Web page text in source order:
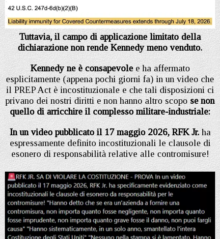
Tuttavia, il campo di applicazione limitato della
dichiarazione non rende Kennedy meno venduto.
Kennedy ne è consapevolee ha affermato
esplicitamente (appena pochi giorni fa) in un video che
il PREP Act è incostituzionale e che tali disposizioni ci
privano dei nostri diritti e non hanno altro scopose non
quello di arricchire il complesso militare-industriale:
In un video pubblicato il 17 maggio 2026, RFK Jr.ha
espressamente definito incostituzionali le clausole di
esonero di responsabilità relative alle contromisure!